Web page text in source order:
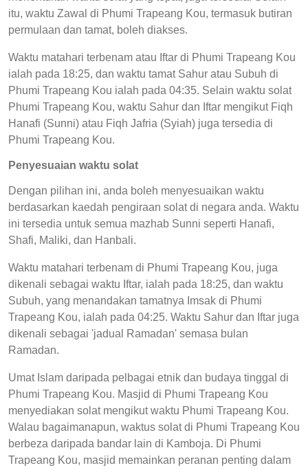
itu, waktu Zawal di Phumi Trapeang Kou, termasuk butiran
permulaan dan tamat, boleh diakses.
Waktu matahari terbenam atau Iftar di Phumi Trapeang Kou
ialah pada 18:25, dan waktu tamat Sahur atau Subuh di
Phumi Trapeang Kou ialah pada 04:35. Selain waktu solat
Phumi Trapeang Kou, waktu Sahur dan Iftar mengikut Fiqh
Hanafi (Sunni) atau Fiqh Jafria (Syiah) juga tersedia di
Phumi Trapeang Kou.
Penyesuaian waktu solat
Dengan pilihan ini, anda boleh menyesuaikan waktu
berdasarkan kaedah pengiraan solat di negara anda. Waktu
ini tersedia untuk semua mazhab Sunni seperti Hanafi,
Shafi, Maliki, dan Hanbali.
Waktu matahari terbenam di Phumi Trapeang Kou, juga
dikenali sebagai waktu Iftar, ialah pada 18:25, dan waktu
Subuh, yang menandakan tamatnya Imsak di Phumi
Trapeang Kou, ialah pada 04:25. Waktu Sahur dan Iftar juga
dikenali sebagai 'jadual Ramadan' semasa bulan
Ramadan.
Umat Islam daripada pelbagai etnik dan budaya tinggal di
Phumi Trapeang Kou. Masjid di Phumi Trapeang Kou
menyediakan solat mengikut waktu Phumi Trapeang Kou.
Walau bagaimanapun, waktus solat di Phumi Trapeang Kou
berbeza daripada bandar lain di Kamboja. Di Phumi
Trapeang Kou, masjid memainkan peranan penting dalam